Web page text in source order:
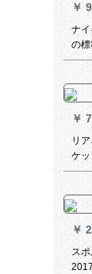
￥
ナ
の
トの
￥
リ
ケ
バ
1
￥
ス